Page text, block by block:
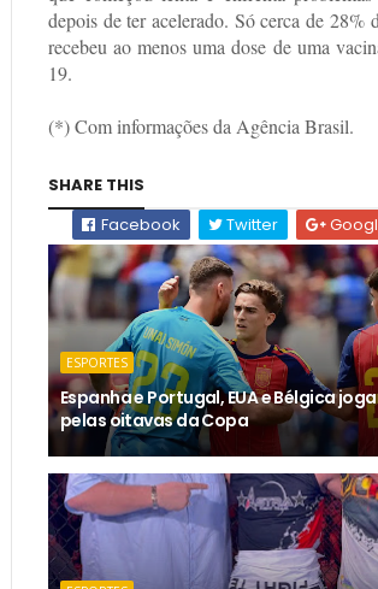
depois de ter acelerado. Só cerca de 28%
recebeu ao menos uma dose de uma
19.
(*) Com informações da Agência Brasil.
SHARE THIS
Facebook
Twitter
ESPORTES
Espanha e Portugal, EUA e Bélgica
pelas oitavas da Copa